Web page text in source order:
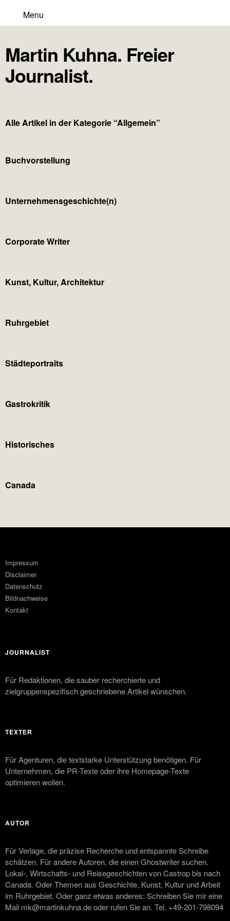
Menu
Martin Kuhna. Freier
Journalist.
Alle Artikel in der Kategorie “Allgemein”
Buchvorstellung
Unternehmensgeschichte(n)
Corporate Writer
Kunst, Kultur, Architektur
Ruhrgebiet
Städteportraits
Gastrokritik
Historisches
Canada
Impressum
Disclaimer
Datenschutz
Bildnachweise
Kontakt
JOURNALIST
Für Redaktionen, die sauber recherchierte und
zielgruppenspezifisch geschriebene Artikel wünschen.
TEXTER
Für Agenturen, die textstarke Unterstützung benötigen. Für
Unternehmen, die PR-Texte oder ihre Homepage-Texte
optimieren wollen.
AUTOR
Für Verlage, die präzise Recherche und entspannte Schreibe
schätzen. Für andere Autoren, die einen Ghostwriter suchen.
Lokal-, Wirtschafts- und Reisegeschichten von Castrop bis nach
Canada. Oder Themen aus Geschichte, Kunst, Kultur und Arbeit
im Ruhrgebiet. Oder ganz etwas anderes: Schreiben Sie mir eine
Mail mk@martinkuhna.de oder rufen Sie an. Tel. +49-201-798094